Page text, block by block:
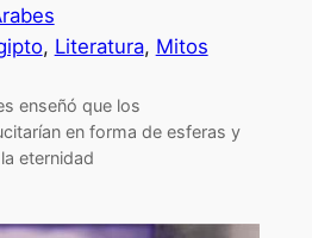
, Literatura, Mitos
enseñó que los
en forma de esferas y
eternidad